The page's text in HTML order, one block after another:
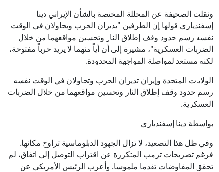
ونقلت الصحيفة عن المحللة المختصة بالشأن الإيراني دينا
إسفندياري قولها إن الطرفين "يديران الحرب ويحاولان في الوقت
نفسه رسم حدود وقف إطلاق النار وتحسين مواقعهما من خلال
الضربات العسكرية"، مشيرة إلى أن أياً منهما لا يريد حرباً مفتوحة،
لكنه مستعد لمواصلة المواجهة المحدودة.
الولايات المتحدة وإيران تديران الحرب وتحاولان في الوقت نفسه
رسم حدود وقف إطلاق النار وتحسين مواقعهما من خلال الضربات
العسكرية.
بواسطة دينا إسفندياري
وفي ظل هذا التصعيد، لا تزال الجهود الدبلوماسية تراوح مكانها.
فرغم تصريحات ترمب المتكررة عن اقتراب التوصل إلى اتفاق، لم
تحقق المفاوضات تقدما ملموسا. وأعرب الرئيس الأمريكي عن